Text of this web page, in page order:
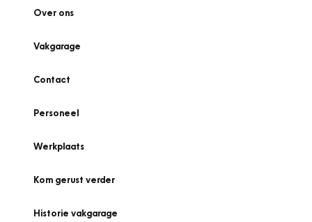
Over ons
Vakgarage
Contact
Personeel
Werkplaats
Kom gerust verder
Historie vakgarage